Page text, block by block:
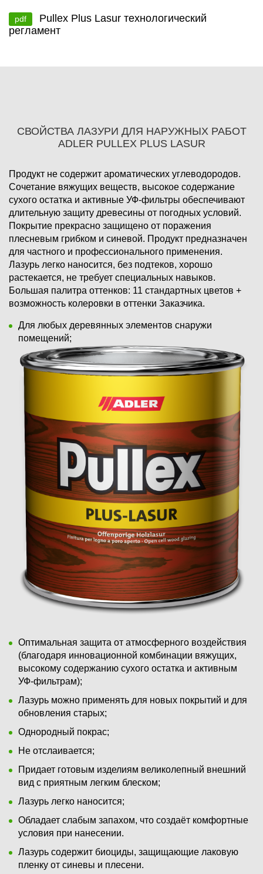
pdf
Pullex Plus Lasur технологический
регламент
СВОЙСТВА ЛАЗУРИ ДЛЯ НАРУЖНЫХ РАБОТ
ADLER PULLEX PLUS LASUR
Продукт не содержит ароматических углеводородов.
Сочетание вяжущих веществ, высокое содержание
сухого остатка и активные УФ-фильтры обеспечивают
длительную защиту древесины от погодных условий.
Покрытие прекрасно защищено от поражения
плесневым грибком и синевой. Продукт предназначен
для частного и профессионального применения.
Лазурь легко наносится, без подтеков, хорошо
растекается, не требует специальных навыков.
Большая палитра оттенков: 11 стандартных цветов +
возможность колеровки в оттенки Заказчика.
Для любых деревянных элементов снаружи
помещений;
Оптимальная защита от атмосферного воздействия
(благодаря инновационной комбинации вяжущих,
высокому содержанию сухого остатка и активным
УФ-фильтрам);
Лазурь можно применять для новых покрытий и для
обновления старых;
Однородный покрас;
Не отслаивается;
Придает готовым изделиям великолепный внешний
вид с приятным легким блеском;
Лазурь легко наносится;
Обладает слабым запахом, что создаёт комфортные
условия при нанесении.
Лазурь содержит биоциды, защищающие лаковую
пленку от синевы и плесени.